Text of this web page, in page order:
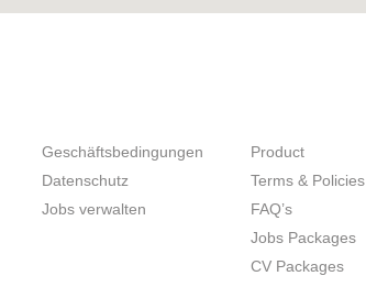
Geschäftsbedingungen
Datenschutz
Jobs verwalten
Product
Terms & Policies
FAQ’s
Jobs Packages
CV Packages